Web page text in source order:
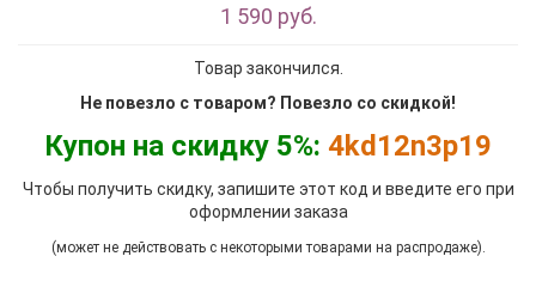
1 590 руб.
Товар закончился.
Не повезло с товаром? Повезло со скидкой!
Купон на скидку 5%: 4kd12n3p19
Чтобы получить скидку, запишите этот код и введите его при
оформлении заказа
(может не действовать с некоторыми товарами на распродаже).